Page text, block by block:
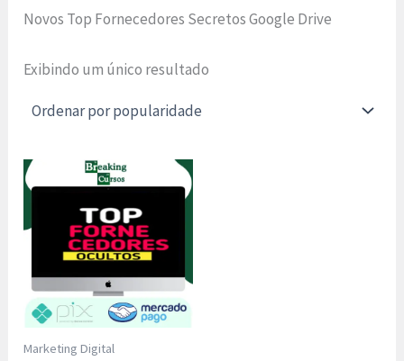
Novos Top Fornecedores Secretos Google Drive
Exibindo um único resultado
Marketing Digital